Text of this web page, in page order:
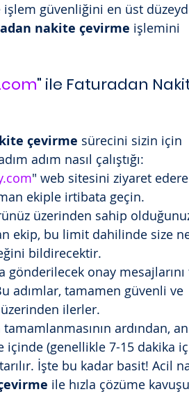
güvenliğini en üst
nakite çevirme işlemini
" ile Faturadan
çevirme sürecini sizin için
adım nasıl çalıştığı:
" web sitesini ziyaret
ekiple irtibata geçin.
üzerinden sahip
ekip, bu limit dahilinde size
bildirecektir.
gönderilecek onay mesajlarını
adımlar, tamamen güvenli ve
ilerler.
ardından,
içinde (genellikle 7-15 dakika
İşte bu kadar basit! Acil
ile hızla çözüme